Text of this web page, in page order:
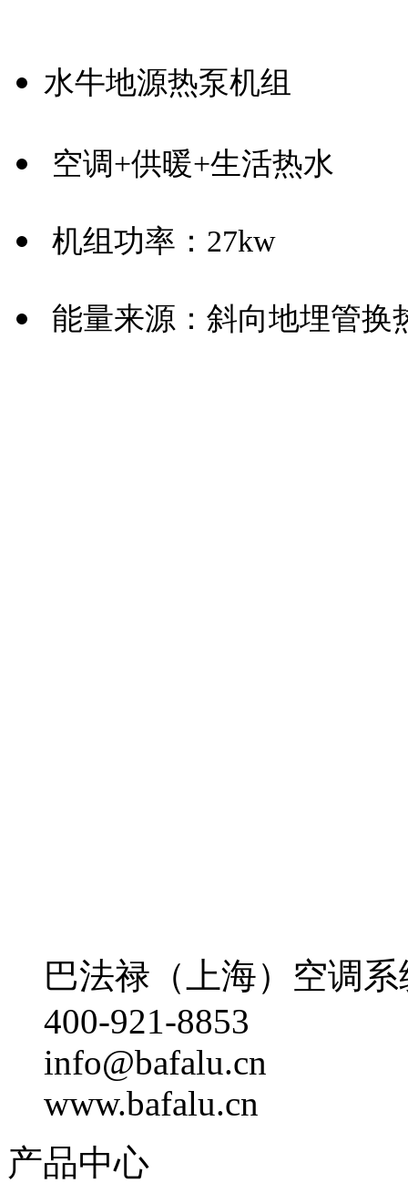
水牛地源热泵机组
空调+供暖+生活热水
机组功率：27kw
能量来源：斜向地埋管换
巴法禄（上海）空调
400-921-8853
info@bafalu.cn
www.bafalu.cn
产品中心